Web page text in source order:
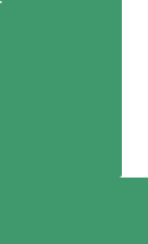
Informe
por la